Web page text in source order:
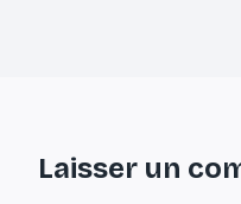
Laisser un